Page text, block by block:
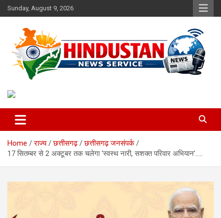
Skip
to
Sunday, August 9, 2026
Hindustan News Service
Home राज्य छत्तीसगढ़
छत्तीसगढ़ जनसंपर्क
17 सितम्बर से 2 अक्टूबर तक चलेगा ‘स्वस्थ नारी, सशक्त परिवार अभियान’…..